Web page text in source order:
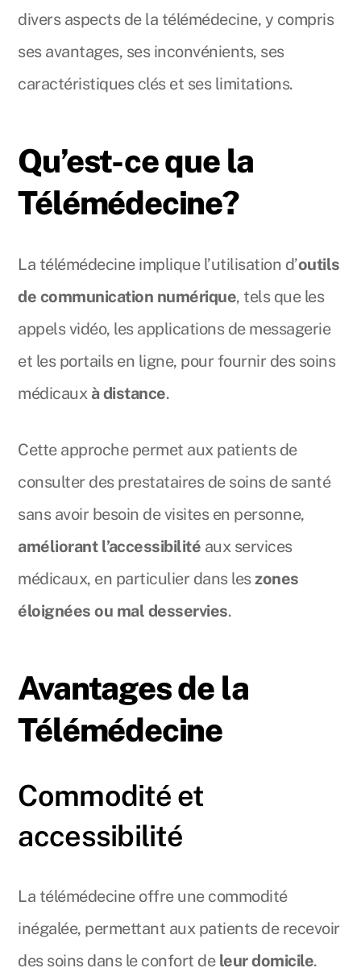
divers aspects de la télémédecine, y compris
ses avantages, ses inconvénients, ses
caractéristiques clés et ses limitations.
Qu’est-ce que la
Télémédecine?
La télémédecine implique l’utilisation d’outils
de communication numérique, tels que les
appels vidéo, les applications de messagerie
et les portails en ligne, pour fournir des soins
médicaux à distance.
Cette approche permet aux patients de
consulter des prestataires de soins de santé
sans avoir besoin de visites en personne,
améliorant l’accessibilité aux services
médicaux, en particulier dans leszones
éloignées ou mal desservies.
Avantages de la
Télémédecine
Commodité et
accessibilité
La télémédecine offre une commodité
inégalée, permettant aux patients de recevoir
des soins dans le confort de leur domicile.